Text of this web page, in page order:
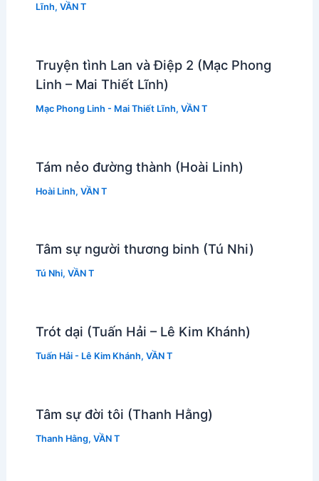
Lĩnh, VẦN T
Truyện tình Lan và Điệp 2 (Mạc Phong
Linh – Mai Thiết Lĩnh)
Mạc Phong Linh - Mai Thiết Lĩnh, VẦN T
Tám nẻo đường thành (Hoài Linh)
Hoài Linh, VẦN T
Tâm sự người thương binh (Tú Nhi)
Tú Nhi, VẦN T
Trót dại (Tuấn Hải – Lê Kim Khánh)
Tuấn Hải - Lê Kim Khánh, VẦN T
Tâm sự đời tôi (Thanh Hằng)
Thanh Hằng, VẦN T